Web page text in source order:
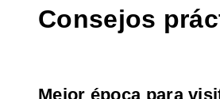
Consejos
Mejor época para